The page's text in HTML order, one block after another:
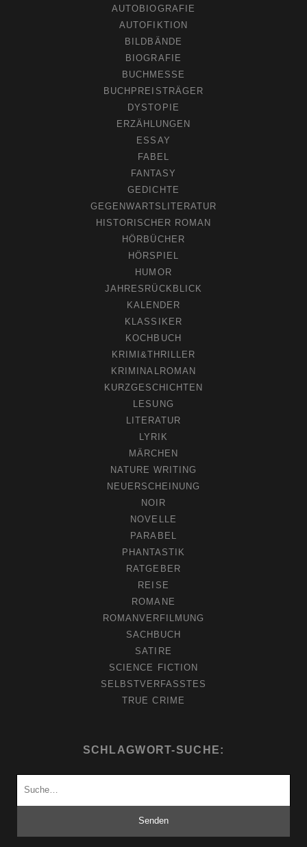
AUTOBIOGRAFIE
AUTOFIKTION
BILDBÄNDE
BIOGRAFIE
BUCHMESSE
BUCHPREISTRÄGER
DYSTOPIE
ERZÄHLUNGEN
ESSAY
FABEL
FANTASY
GEDICHTE
GEGENWARTSLITERATUR
HISTORISCHER ROMAN
HÖRBÜCHER
HÖRSPIEL
HUMOR
JAHRESRÜCKBLICK
KALENDER
KLASSIKER
KOCHBUCH
KRIMI&THRILLER
KRIMINALROMAN
KURZGESCHICHTEN
LESUNG
LITERATUR
LYRIK
MÄRCHEN
NATURE WRITING
NEUERSCHEINUNG
NOIR
NOVELLE
PARABEL
PHANTASTIK
RATGEBER
REISE
ROMANE
ROMANVERFILMUNG
SACHBUCH
SATIRE
SCIENCE FICTION
SELBSTVERFASSTES
TRUE CRIME
SCHLAGWORT-SUCHE: